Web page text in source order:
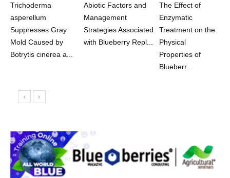
Trichoderma
asperellum
Suppresses Gray
Mold Caused by
Botrytis cinerea a...
Abiotic Factors and
Management
Strategies Associated
with Blueberry Repl...
The Effect of
Enzymatic
Treatment on the
Physical
Properties of
Blueberr...